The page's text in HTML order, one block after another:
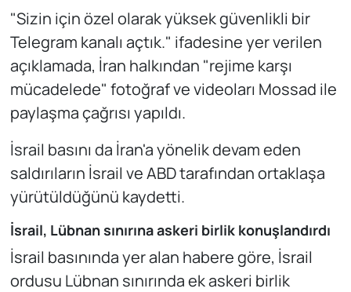
"Sizin için özel olarak yüksek güvenlikli bir
Telegram kanalı açtık." ifadesine yer verilen
açıklamada, İran halkından "rejime karşı
mücadelede" fotoğraf ve videoları Mossad ile
paylaşma çağrısı yapıldı.
İsrail basını da İran'a yönelik devam eden
saldırıların İsrail ve ABD tarafından ortaklaşa
yürütüldüğünü kaydetti.
İsrail, Lübnan sınırına askeri birlik konuşlandırdı
İsrail basınında yer alan habere göre, İsrail
ordusu Lübnan sınırında ek askeri birlik